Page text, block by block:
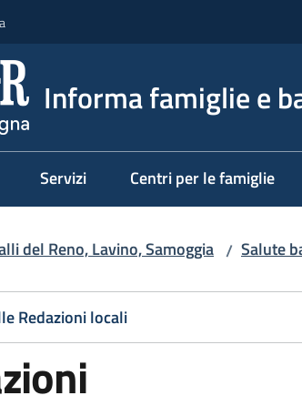
Informa famiglie e
Servizi Centri per le famiglie
del Reno, Lavino, Samoggia / Salute
Redazioni locali